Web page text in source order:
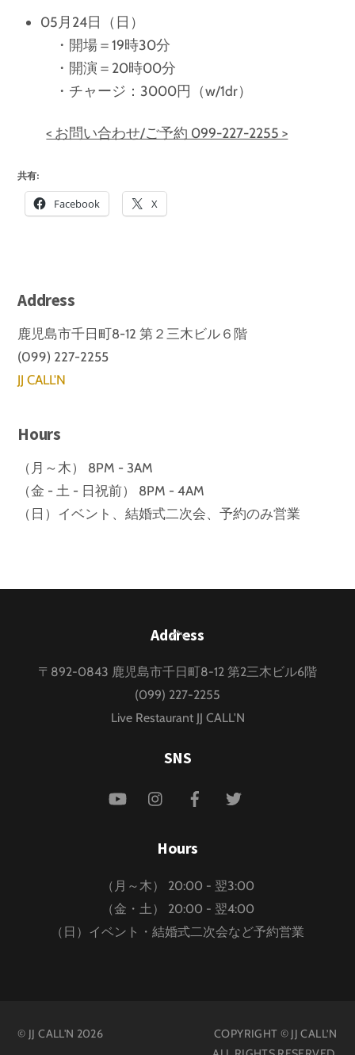
05月24日（日）
・開場＝19時30分
・開演＝20時00分
・チャージ：3000円（w/1dr）
< お問い合わせ/ご予約 099-227-2255 >
共有:
Facebook X
Address
鹿児島市千日町8-12 第２三木ビル６階
(099) 227-2255
JJ CALL'N
Hours
（月～木） 8PM - 3AM
（金 - 土 - 日祝前） 8PM - 4AM
（日）イベント、結婚式二次会、予約のみ営業
Back
Top
Address
〒892-0843 鹿児島市千日町8-12 第2三木ビル6階
(099) 227-2255
Live Restaurant JJ CALL'N
SNS
YouTube InstagramFacebook
Hours
（月～木） 20:00 - 翌3:00
（金・土） 20:00 - 翌4:00
（日）イベント・結婚式二次会など予約営業
© JJ CALL'N 2026
COPYRIGHT © JJ CALL’N